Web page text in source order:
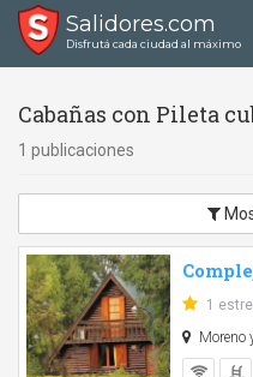
Salidores.com
Disfrutá cada ciudad al máximo
Cabañas con Pileta
1 publicaciones
1
Moreno